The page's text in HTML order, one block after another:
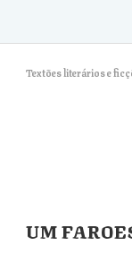
Textões literários e
UM